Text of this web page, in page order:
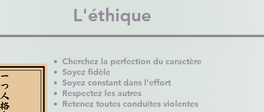
L'éthique
• Cherchez la perfection du caractère
• Soyez fidèle
• Soyez constant dans l’effort
• Respectez les autres
• Retenez toutes conduites violentes